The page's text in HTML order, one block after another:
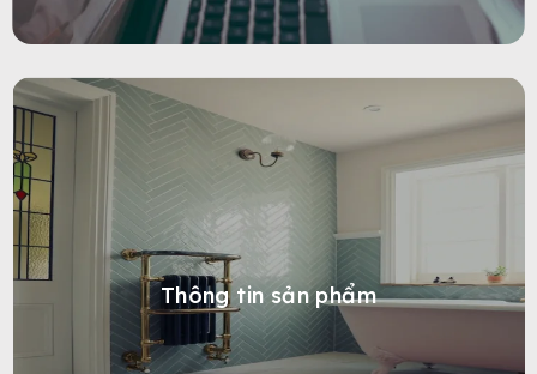
Thông tin sản phẩm